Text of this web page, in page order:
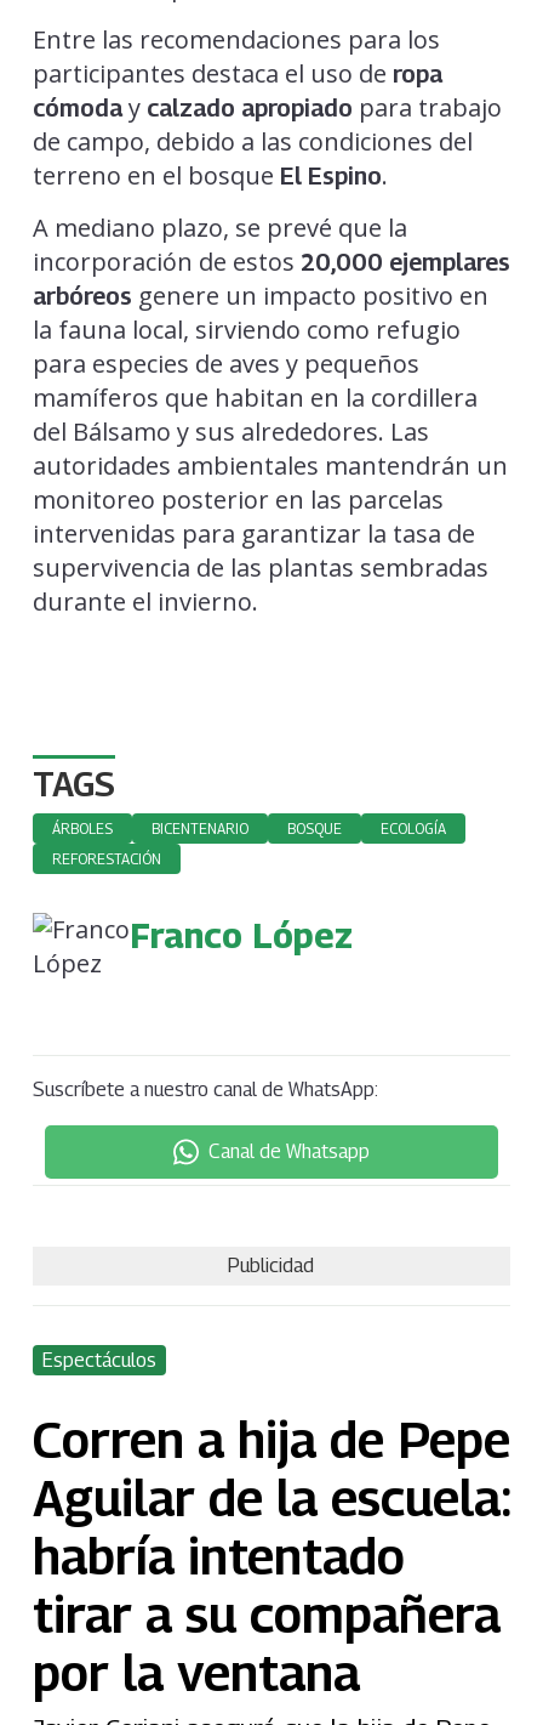
Entre las recomendaciones para los
participantes destaca el uso de ropa
cómoday calzado apropiado para trabajo
de campo, debido a las condiciones del
terreno en el bosque El Espino.
A mediano plazo, se prevé que la
incorporación de estos 20,000 ejemplares
arbóreos genere un impacto positivo en
la fauna local, sirviendo como refugio
para especies de aves y pequeños
mamíferos que habitan en la cordillera
del Bálsamo y sus alrededores. Las
autoridades ambientales mantendrán un
monitoreo posterior en las parcelas
intervenidas para garantizar la tasa de
supervivencia de las plantas sembradas
durante el invierno.
TAGS
ÁRBOLES BICENTENARIO BOSQUE
ECOLOGÍA
REFORESTACIÓN
Franco López
Suscríbete a nuestro canal de WhatsApp:
Canal de Whatsapp
Publicidad
Espectáculos
Corren a hija de Pepe
Aguilar de la escuela:
habría intentado
tirar a su compañera
por la ventana